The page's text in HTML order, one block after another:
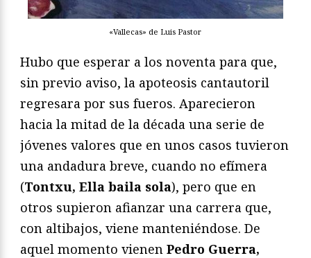
«Vallecas» de Luis Pastor
Hubo que esperar a los noventa para que,
sin previo aviso, la apoteosis cantautoril
regresara por sus fueros. Aparecieron
hacia la mitad de la década una serie de
jóvenes valores que en unos casos tuvieron
una andadura breve, cuando no efímera
(Tontxu, Ella baila sola), pero que en
otros supieron afianzar una carrera que,
con altibajos, viene manteniéndose. De
aquel momento vienen Pedro Guerra,